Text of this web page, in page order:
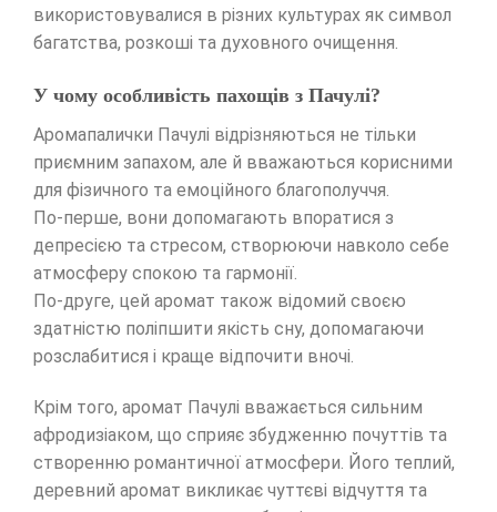
використовувалися в різних культурах як символ
багатства, розкоші та духовного очищення.
У чому особливість пахощів з Пачулі?
Аромапалички Пачулі відрізняються не тільки
приємним запахом, але й вважаються корисними
для фізичного та емоційного благополуччя.
По-перше, вони допомагають впоратися з
депресією та стресом, створюючи навколо себе
атмосферу спокою та гармонії.
По-друге, цей аромат також відомий своєю
здатністю поліпшити якість сну, допомагаючи
розслабитися і краще відпочити вночі.
Крім того, аромат Пачулі вважається сильним
афродизіаком, що сприяє збудженню почуттів та
створенню романтичної атмосфери. Його теплий,
деревний аромат викликає чуттєві відчуття та